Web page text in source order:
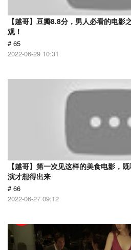
【越哥】豆瓣8.8分，男人必看的电影
观！
# 65
2022-06-29 10:31
【越哥】第一次见这样的美食电影，
演才想得出来
# 66
2022-06-27 09:12